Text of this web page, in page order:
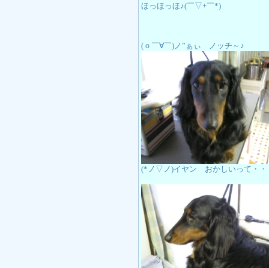
ほっほっほ♪(￣▽+￣*)
(ｏ￣∀￣)ノ”ぁぃ ノッチ～♪
(*ノ▽ノ)イヤン おかしいって・・